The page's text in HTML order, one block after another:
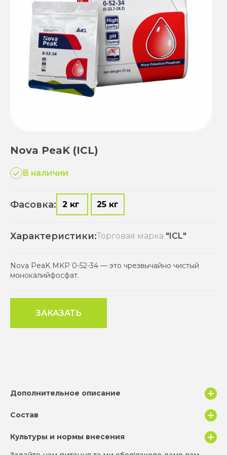
Nova PeaK (ICL)
В наличии
Фасовка: 2 кг 25 кг
Характеристики:Торговая марка "ICL"
Nova PeaK MKP 0-52-34 — это чрезвычайно чистый
монокалийфосфат.
ЗАКАЗАТЬ
Дополнительное описание
Nova PeaK MKP 0-52-34 — это чрезвычайно чистый
монокалийфосфат. Он быстро и легко растворяется в
натрия. Рекомендуется использовать его с любыми
культурами и любыми системами фертигации,
Состав
Состав Кол-во
Культуры и нормы внесения